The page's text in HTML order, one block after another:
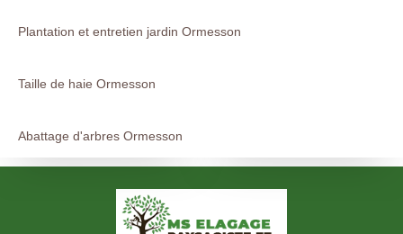
Plantation et entretien jardin Ormesson
Taille de haie Ormesson
Abattage d'arbres Ormesson